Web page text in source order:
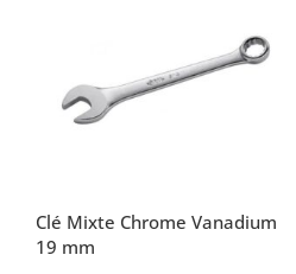
Clé Mixte Chrome Vanadium
19 mm